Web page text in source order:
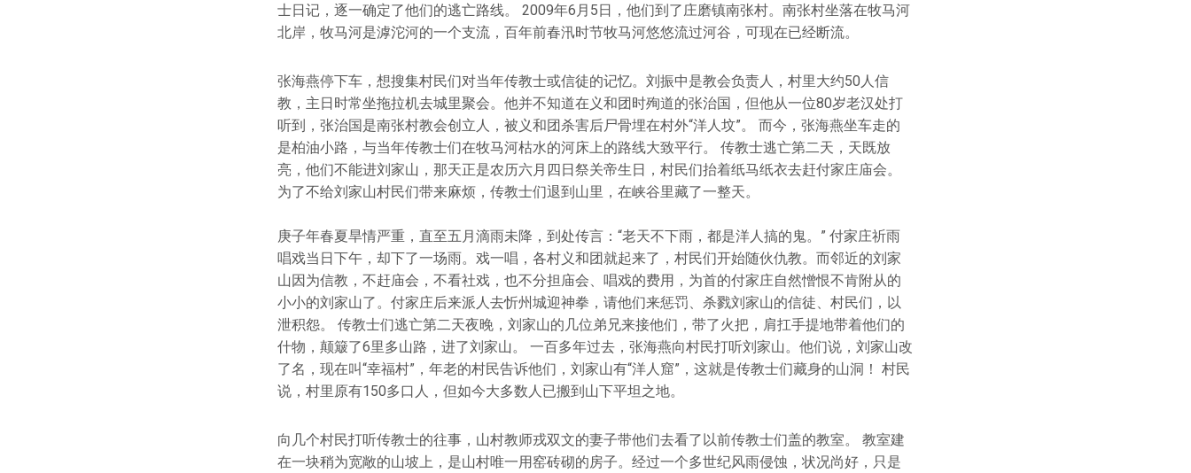
士日记，逐一确定了他们的逃亡路线。 2009年6月5日，他们到了庄磨镇南张村。南张村坐落在牧马河
北岸，牧马河是滹沱河的一个支流，百年前春汛时节牧马河悠悠流过河谷，可现在已经断流。
张海燕停下车，想搜集村民们对当年传教士或信徒的记忆。刘振中是教会负责人，村里大约50人信
教，主日时常坐拖拉机去城里聚会。他并不知道在义和团时殉道的张治国，但他从一位80岁老汉处打
听到，张治国是南张村教会创立人，被义和团杀害后尸骨埋在村外“洋人坟”。 而今，张海燕坐车走的
是柏油小路，与当年传教士们在牧马河枯水的河床上的路线大致平行。 传教士逃亡第二天，天既放
亮，他们不能进刘家山，那天正是农历六月四日祭关帝生日，村民们抬着纸马纸衣去赶付家庄庙会。
为了不给刘家山村民们带来麻烦，传教士们退到山里，在峡谷里藏了一整天。
庚子年春夏旱情严重，直至五月滴雨未降，到处传言：“老天不下雨，都是洋人搞的鬼。” 付家庄祈雨
唱戏当日下午，却下了一场雨。戏一唱，各村义和团就起来了，村民们开始随伙仇教。而邻近的刘家
山因为信教，不赶庙会，不看社戏，也不分担庙会、唱戏的费用，为首的付家庄自然憎恨不肯附从的
小小的刘家山了。付家庄后来派人去忻州城迎神拳，请他们来惩罚、杀戮刘家山的信徒、村民们，以
泄积怨。 传教士们逃亡第二天夜晚，刘家山的几位弟兄来接他们，带了火把，肩扛手提地带着他们的
什物，颠簸了6里多山路，进了刘家山。 一百多年过去，张海燕向村民打听刘家山。他们说，刘家山改
了名，现在叫“幸福村”，年老的村民告诉他们，刘家山有“洋人窟”，这就是传教士们藏身的山洞！ 村民
说，村里原有150多口人，但如今大多数人已搬到山下平坦之地。
向几个村民打听传教士的往事，山村教师戎双文的妻子带他们去看了以前传教士们盖的教室。 教室建
在一块稍为宽敞的山坡上，是山村唯一用窑砖砌的房子。经过一个多世纪风雨侵蚀，状况尚好，只是